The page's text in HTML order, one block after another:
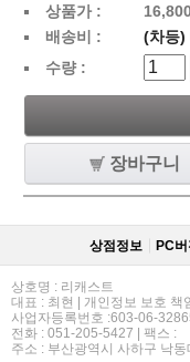
상품가 :
배송비 : (차등)
수량 :
장바구니
상점정보 PC버
상호명 : 리캐스트
대표 : 최현 | 개인정보 보호 책
사업자등록번호 :603-06-
전화 : 051-205-5427 | 팩스 :
주소 : 부산광역시 사하구 낙